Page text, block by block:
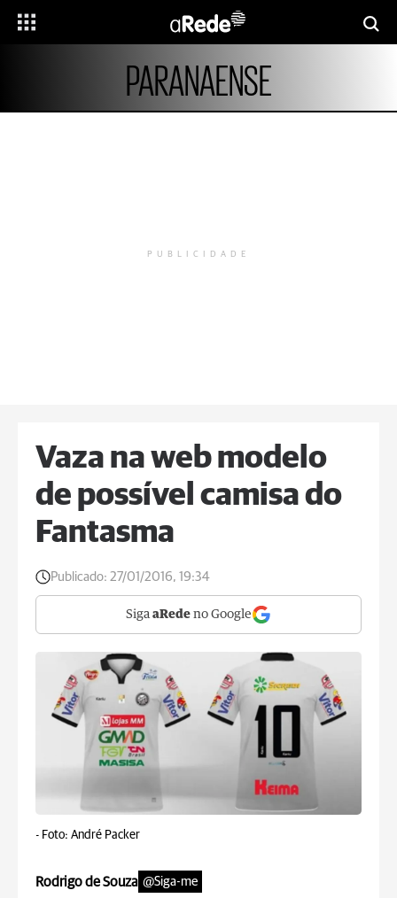
PARANAENSE
PUBLICIDADE
Vaza na web modelo
de possível camisa do
Fantasma
Publicado: 27/01/2016, 19:34
Siga aRede no Google
- Foto: André Packer
Rodrigo de Souza @Siga-me